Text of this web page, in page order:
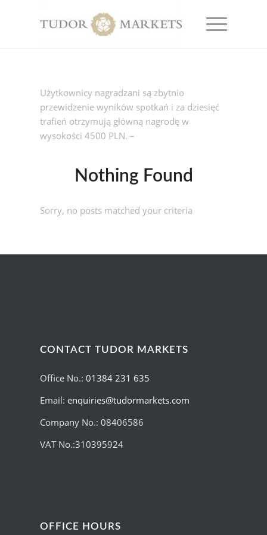
Użytkownicy nagradzani są zbytnio
przewidzenie wyników spotkań i za dziesięć
trafień otrzymują główną nagrodę w
wysokości 4500 PLN. –
Nothing Found
Sorry, no posts matched your criteria
CONTACT TUDOR MARKETS
Office No.:01384 231 635
Email:enquiries@tudormarkets.com
Company No.: 08406586
VAT No.:310395924
OFFICE HOURS